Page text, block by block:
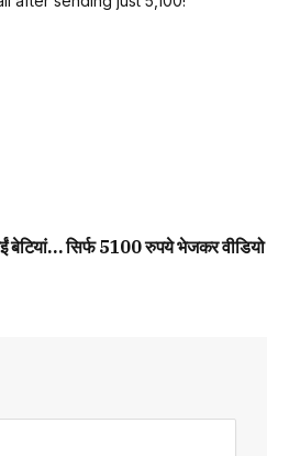
बेटियां… सिर्फ 5100 रुपये भेजकर वीडियो